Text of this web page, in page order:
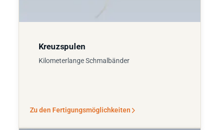
Kreuzspulen
Kilometerlange Schmalbänder
Zu den Fertigungsmöglichkeiten